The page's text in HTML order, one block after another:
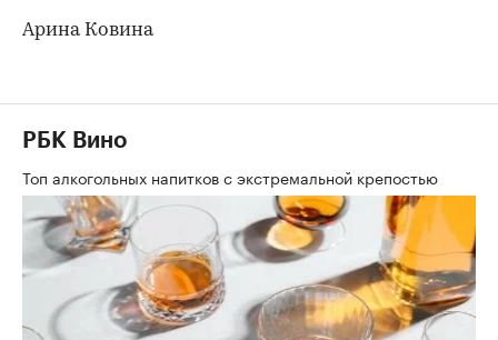
Арина Ковина
РБК Вино
Топ алкогольных напитков с экстремальной крепостью